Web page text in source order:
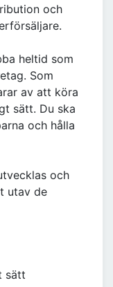
och
heltid som
Som
av att köra
sätt. Du ska
och hålla
och
utav de
sätt